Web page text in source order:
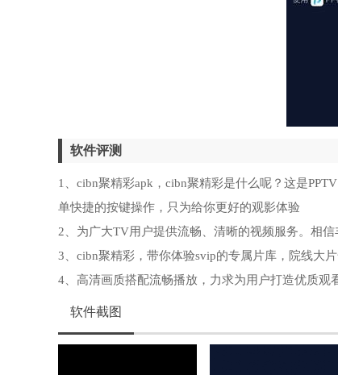
软件评测
1、cibn聚精彩apk，cibn聚精彩是什么呢？这是
单快捷的按键操作，只为给你更好的观影体验
2、为广大TV用户提供流畅、清晰的视频服务。相
3、cibn聚精彩，带你体验svip的专属片库，院线大
4、高清画质搭配流畅播放，力求为用户打造优质观
软件截图